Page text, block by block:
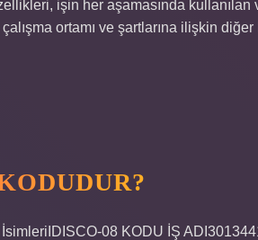
işin her aşamasında kullanılan
ortamı ve şartlarına ilişkin
08 KODU İŞ